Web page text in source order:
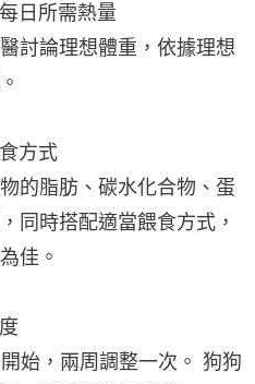
日所需熱量
討論理想體重，依據理想
方式
的脂肪、碳水化合物、蛋
同時搭配適當餵食方式，
佳。
始，兩周調整一次。 狗狗